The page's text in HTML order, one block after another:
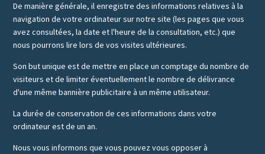
De manière générale, il enregistre des informations relatives à la
navigation de votre ordinateur sur notre site (les pages que vous
avez consultées, la date et l'heure de la consultation, etc.) que
nous pourrons lire lors de vos visites ultérieures.
Son but unique est de mettre en place un comptage du nombre de
visiteurs et de limiter éventuellement le nombre de délivrance
d'une même bannière publicitaire à un même utilisateur.
La durée de conservation de ces informations dans votre
ordinateur est de un an.
Nous vous informons que vous pouvez vous opposer à